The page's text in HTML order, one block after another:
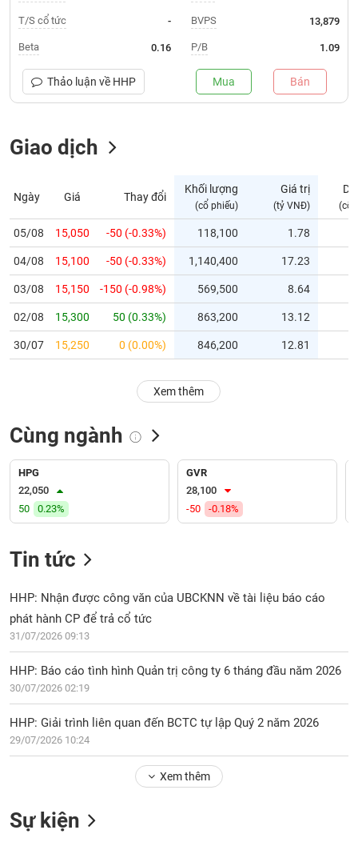
Trạng
thái
phiếu
thị
trường
yết
Niêm
mới
Niêm
yết
bổ
Hủy
dõi
biệt
Không
được
Cổ
phiếu
chi
tiết
Tổng
quan
Giao
chính
T/S cổ tức -
Beta 0.16
BVPS 13,879
P/B 1.09
Thảo luận về HHP Mua Bán
Giao dịch
Ngày Giá Thay đổi
Khối lượng
(cổ phiếu)
Giá trị
(tỷ VNĐ) (cổ
05/08 15,050 -50 (-0.33%) 118,100 1.78
04/08 15,100 -50 (-0.33%) 1,140,400 17.23
03/08 15,150 -150 (-0.98%) 569,500 8.64
02/08 15,300 50 (0.33%) 863,200 13.12
30/07 15,250 0 (0.00%) 846,200 12.81
Xem thêm
Cùng ngành
HPG
22,050
50
0.23%
GVR
28,100
-50
-0.18%
Tin tức
HHP: Nhận được công văn của UBCKNN về tài liệu báo cáo
phát hành CP để trả cổ tức
31/07/2026 09:13
HHP: Báo cáo tình hình Quản trị công ty 6 tháng đầu năm 2026
30/07/2026 02:19
HHP: Giải trình liên quan đến BCTC tự lập Quý 2 năm 2026
29/07/2026 10:24
Xem thêm
Sự kiện
NGÀNH
NGHIỆP
CỔ
SINH
TRÁI
PHIẾU
CÔNG
ĐẦU
TƯ
DỮ
LIỆU
TIN
MỚI
Ngành
(-)
VS-
SECTOR
NĂNG